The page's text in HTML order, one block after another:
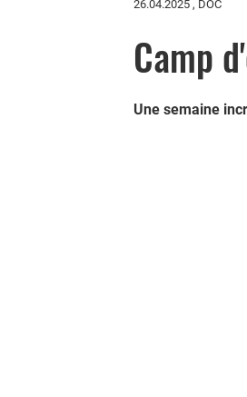
26.04.2025 , DOC
Camp
Une semaine